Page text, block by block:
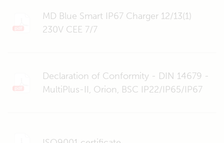
MD Blue Smart IP67 Charger 12/13(1)
230V CEE 7/7
Declaration of Conformity - DIN 14679 -
MultiPlus-II, Orion, BSC IP22/IP65/IP67